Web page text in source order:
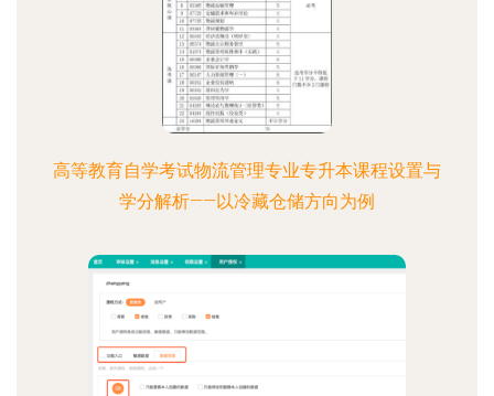
高等教育自学考试物流管理专业专升本课程设置与
学分解析——以冷藏仓储方向为例